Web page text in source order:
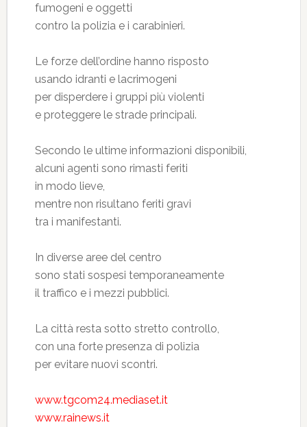
fumogeni e oggetti
contro la polizia e i carabinieri.
Le forze dell’ordine hanno risposto
usando idranti e lacrimogeni
per disperdere i gruppi più violenti
e proteggere le strade principali.
Secondo le ultime informazioni disponibili,
alcuni agenti sono rimasti feriti
in modo lieve,
mentre non risultano feriti gravi
tra i manifestanti.
In diverse aree del centro
sono stati sospesi temporaneamente
il traffico e i mezzi pubblici.
La città resta sotto stretto controllo,
con una forte presenza di polizia
per evitare nuovi scontri.
www.tgcom24.mediaset.it
www.rainews.it